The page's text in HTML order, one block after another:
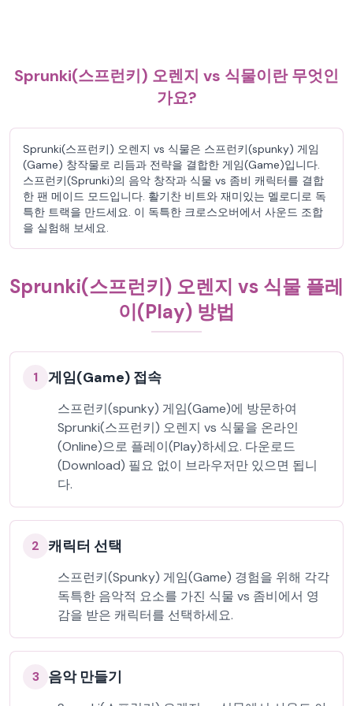
Sprunki(스프런키) 오렌지 vs 식물이란 무엇인
가요?
Sprunki(스프런키) 오렌지 vs 식물은 스프런키(spunky) 게임
(Game) 창작물로 리듬과 전략을 결합한 게임(Game)입니다.
스프런키(Sprunki)의 음악 창작과 식물 vs 좀비 캐릭터를 결합
한 팬 메이드 모드입니다. 활기찬 비트와 재미있는 멜로디로 독
특한 트랙을 만드세요. 이 독특한 크로스오버에서 사운드 조합
을 실험해 보세요.
Sprunki(스프런키) 오렌지 vs 식물 플레
이(Play) 방법
1 게임(Game) 접속
스프런키(spunky) 게임(Game)에 방문하여
Sprunki(스프런키) 오렌지 vs 식물을 온라인
(Online)으로 플레이(Play)하세요. 다운로드
(Download) 필요 없이 브라우저만 있으면 됩니
다.
2 캐릭터 선택
스프런키(Spunky) 게임(Game) 경험을 위해 각각
독특한 음악적 요소를 가진 식물 vs 좀비에서 영
감을 받은 캐릭터를 선택하세요.
3 음악 만들기